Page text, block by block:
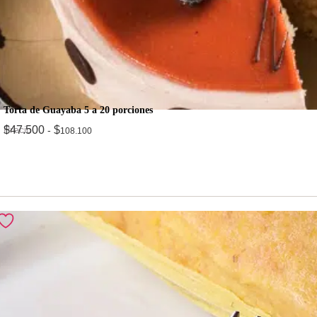
Torta de Guayaba 5 a 20 porciones
Precio
$47.500 - $108.100